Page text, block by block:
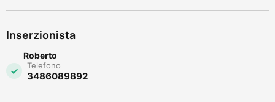
Inserzionista
Roberto
Telefono
3486089892